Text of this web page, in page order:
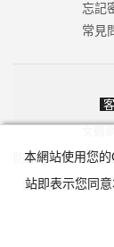
忘記
常見
防詐騙！我們不會
無法解除分期付
本網站使用您
站即表示您同